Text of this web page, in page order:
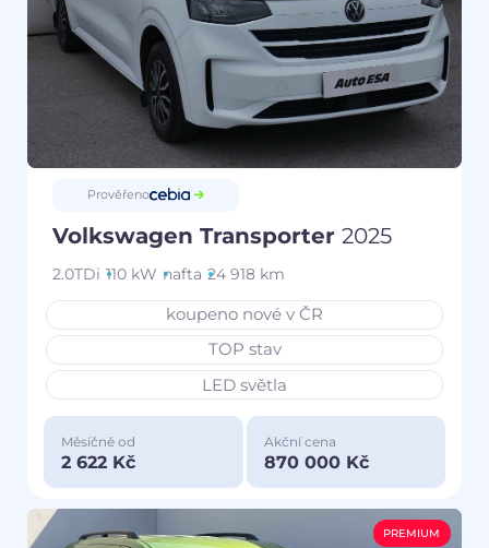
Prověřeno
Volkswagen Transporter 2025
2.0TDi 110 kW nafta 24 918 km
koupeno nové v ČR
TOP stav
LED světla
Měsíčně od
2 622 Kč
Akční cena
870 000 Kč
PREMIUM